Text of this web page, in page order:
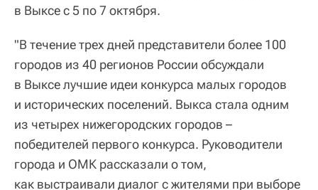
в Выксе с 5 по 7 октября.
"В течение трех дней представители более 100
городов из 40 регионов России обсуждали
в Выксе лучшие идеи конкурса малых городов
и исторических поселений. Выкса стала одним
из четырех нижегородских городов –
победителей первого конкурса. Руководители
города и ОМК рассказали о том,
как выстраивали диалог с жителями при выборе